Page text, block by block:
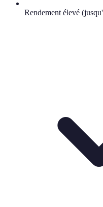
Rendement élevé